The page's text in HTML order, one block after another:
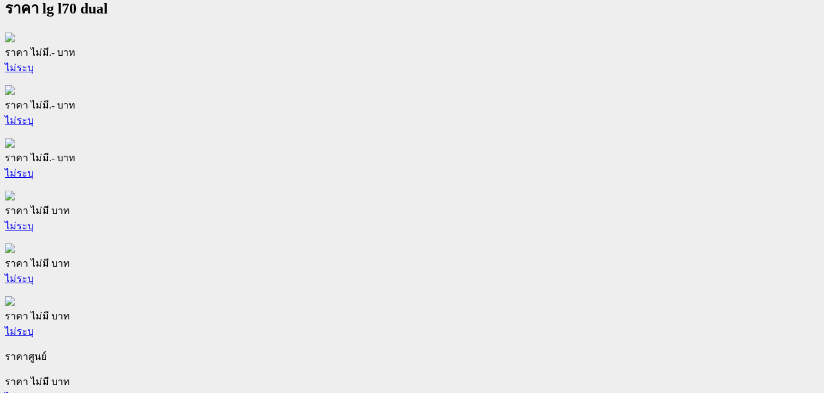
ราคา lg l70 dual
ราคา ไม่มี.- บาท
ไม่ระบุ
ราคา ไม่มี.- บาท
ไม่ระบุ
ราคา ไม่มี.- บาท
ไม่ระบุ
ราคา ไม่มี บาท
ไม่ระบุ
ราคา ไม่มี บาท
ไม่ระบุ
ราคา ไม่มี บาท
ไม่ระบุ
ราคาศูนย์
ราคา ไม่มี บาท